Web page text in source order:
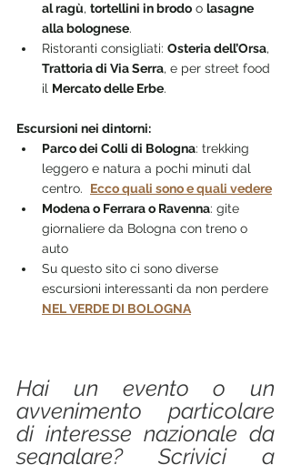
al ragù, tortellini in brodo o lasagne
alla bolognese.
Ristoranti consigliati: Osteria dell’Orsa,
Trattoria di Via Serra, e per street food
il Mercato delle Erbe.
Escursioni nei dintorni:
Parco dei Colli di Bologna: trekking
leggero e natura a pochi minuti dal
centro. Ecco quali sono e quali vedere
Modena o Ferrara o Ravenna: gite
giornaliere da Bologna con treno o
auto
Su questo sito ci sono diverse
escursioni interessanti da non perdere
NEL VERDE DI BOLOGNA
Hai un evento o un
avvenimento particolare
di interesse nazionale da